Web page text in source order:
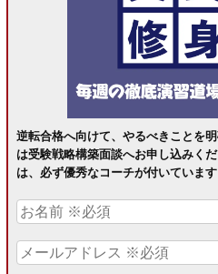
逆転合格へ向けて、やるべきことを
は受験戦略構築面談へお申し込みく
は、必ず優秀なコーチが付いていま